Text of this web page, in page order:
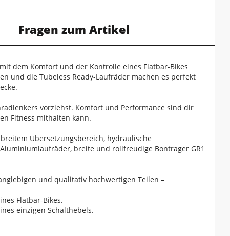
Fragen zum Artikel
dem Komfort und der Kontrolle eines Flatbar-Bikes
und die Tubeless Ready-Laufräder machen es perfekt
vorziehst. Komfort und Performance sind dir
Fitness mithalten kann.
breitem Übersetzungsbereich, hydraulische
breite und rollfreudige Bontrager GR1
und qualitativ hochwertigen Teilen –
Flatbar-Bikes.
einzigen Schalthebels.